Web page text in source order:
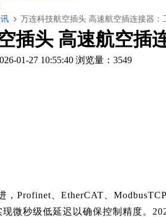
万连科技航空插头 高速航空插连接器：
插头 高速航空插
01-27 10:55:40 浏览量：3549
，Profinet、EtherCAT、
微秒级低延迟以确保控制精度。